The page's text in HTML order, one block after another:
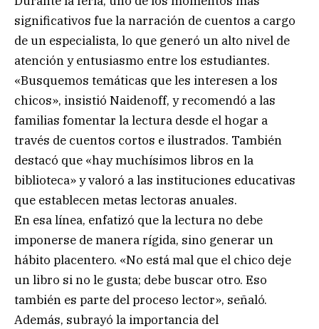
significativos fue la narración de cuentos a cargo
de un especialista, lo que generó un alto nivel de
atención y entusiasmo entre los estudiantes.
«Busquemos temáticas que les interesen a los
chicos», insistió Naidenoff, y recomendó a las
familias fomentar la lectura desde el hogar a
través de cuentos cortos e ilustrados. También
destacó que «hay muchísimos libros en la
biblioteca» y valoró a las instituciones educativas
que establecen metas lectoras anuales.
En esa línea, enfatizó que la lectura no debe
imponerse de manera rígida, sino generar un
hábito placentero. «No está mal que el chico deje
un libro si no le gusta; debe buscar otro. Eso
también es parte del proceso lector», señaló.
Además, subrayó la importancia del